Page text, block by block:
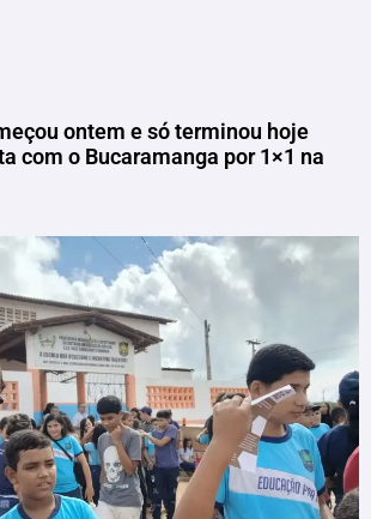
ontem e só terminou hoje
com o Bucaramanga por 1×1 na